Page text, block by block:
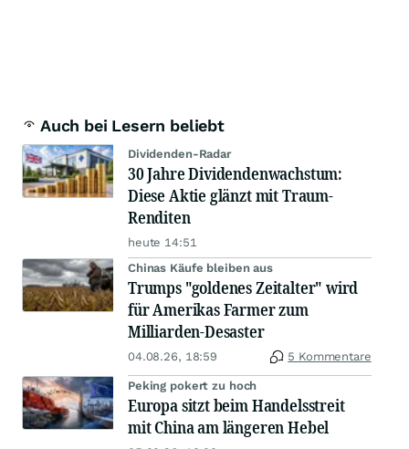
Auch bei Lesern beliebt
Dividenden-Radar
30 Jahre Dividendenwachstum:
Diese Aktie glänzt mit Traum-
Renditen
heute 14:51
Chinas Käufe bleiben aus
Trumps "goldenes Zeitalter" wird
für Amerikas Farmer zum
Milliarden-Desaster
04.08.26, 18:59 5 Kommentare
Peking pokert zu hoch
Europa sitzt beim Handelsstreit
mit China am längeren Hebel